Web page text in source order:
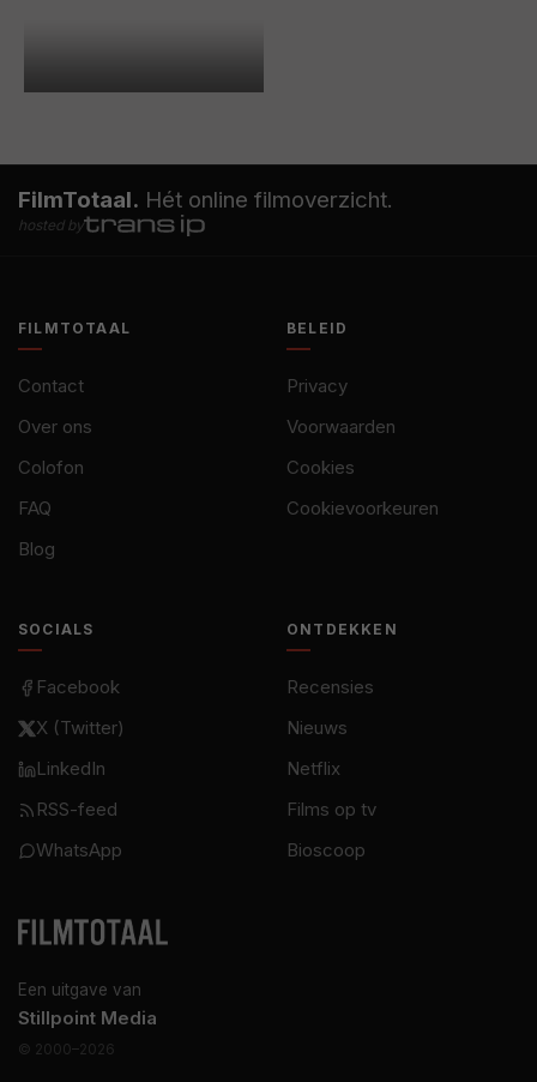
FilmTotaal. Hét online filmoverzicht.
hosted by
Een uitgave van
Stillpoint Media
© 2000–2026
FILMTOTAAL
Contact
Over ons
Colofon
FAQ
Blog
BELEID
Privacy
Voorwaarden
Cookies
Cookievoorkeuren
SOCIALS
Facebook
X (Twitter)
LinkedIn
RSS-feed
WhatsApp
ONTDEKKEN
Recensies
Nieuws
Netflix
Films op tv
Bioscoop